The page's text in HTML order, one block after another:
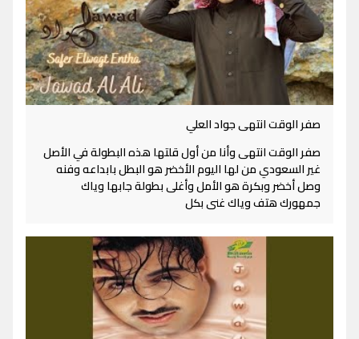
صفر الوقت انتهى جواد العلي
صفر الوقت انتهى وأنا من أول قلتها هذه البطولة في الأصل
غير السعودي من لها اليوم الأخضر هو البطل بابداعه وفنه
وصل أخضر وبكرة هو الأمل وأغلى بطولة جابها وياك
جمهورك هتف وياك غنى بكل